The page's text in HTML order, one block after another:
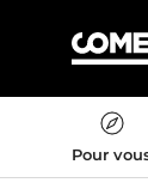
Pour